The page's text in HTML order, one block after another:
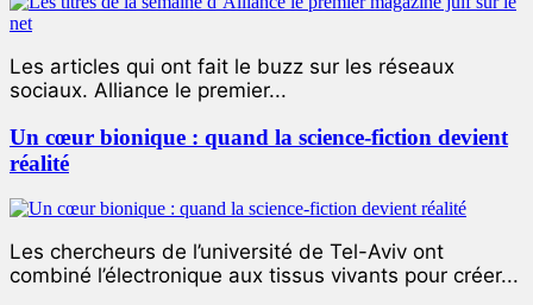
Les articles qui ont fait le buzz sur les réseaux
sociaux. Alliance le premier...
Un cœur bionique : quand la science-fiction devient
réalité
Les chercheurs de l’université de Tel-Aviv ont
combiné l’électronique aux tissus vivants pour créer...